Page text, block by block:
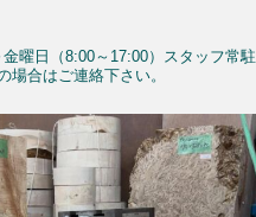
金曜日（8:00～17:00）スタッフ常駐
場合はご連絡下さい。